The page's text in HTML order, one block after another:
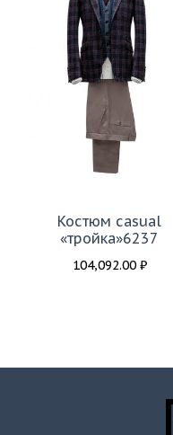
Костюм casual
«тройка»6237
104,092.00 ₽